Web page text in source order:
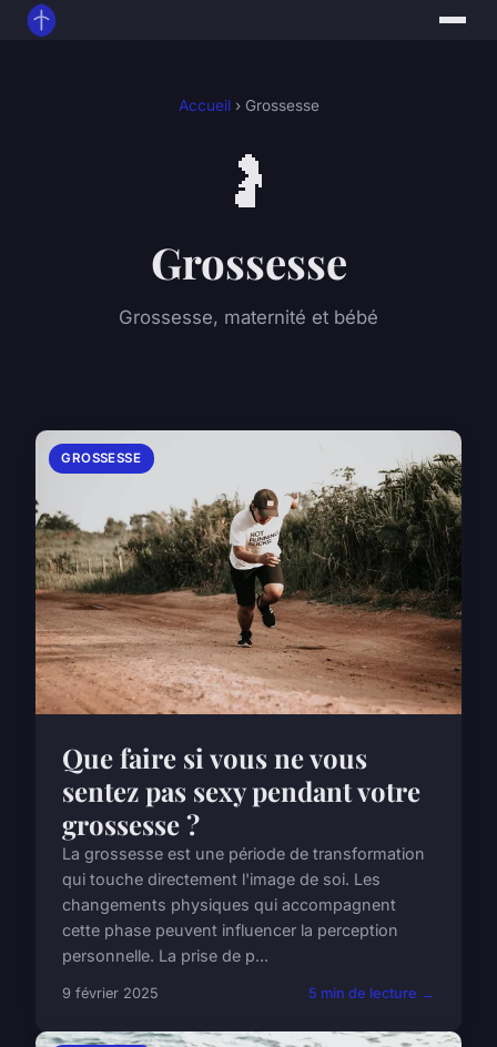
Accueil› Grossesse
🤰
Grossesse
Grossesse, maternité et bébé
GROSSESSE
Que faire si vous ne vous
sentez pas sexy pendant votre
grossesse ?
La grossesse est une période de transformation
qui touche directement l'image de soi. Les
changements physiques qui accompagnent
cette phase peuvent influencer la perception
personnelle. La prise de p...
9 février 2025 5 min de lecture →